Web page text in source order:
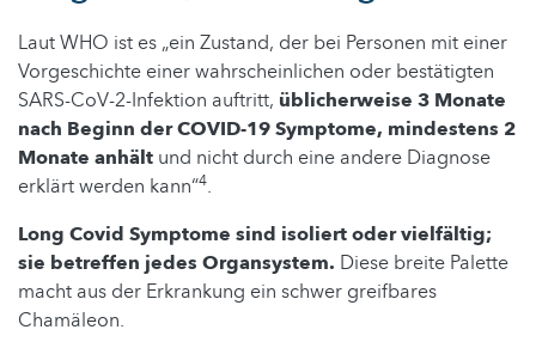
Laut WHO ist es „ein Zustand, der bei Personen mit einer
Vorgeschichte einer wahrscheinlichen oder bestätigten
SARS-CoV-2-Infektion auftritt, üblicherweise 3 Monate
nach Beginn der COVID-19 Symptome, mindestens 2
Monate anhält und nicht durch eine andere Diagnose
erklärt werden kann“4.
Long Covid Symptome sind isoliert oder vielfältig;
sie betreffen jedes Organsystem. Diese breite Palette
macht aus der Erkrankung ein schwer greifbares
Chamäleon.